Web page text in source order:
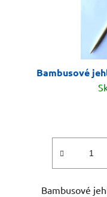
Bambusové
Bambusové